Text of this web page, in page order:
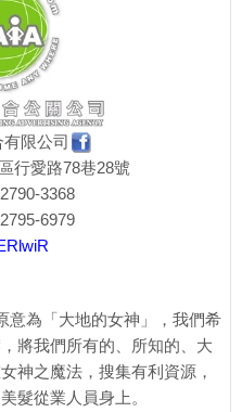
限公司
行愛路78巷28號
3368
6979
意為「大地的女神」，我們希
將我們所有的、所知的、大
神之魔法，搜集有利資源，
髮從業人員身上。